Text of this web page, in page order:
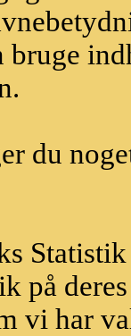
bruge
du
på
vi har